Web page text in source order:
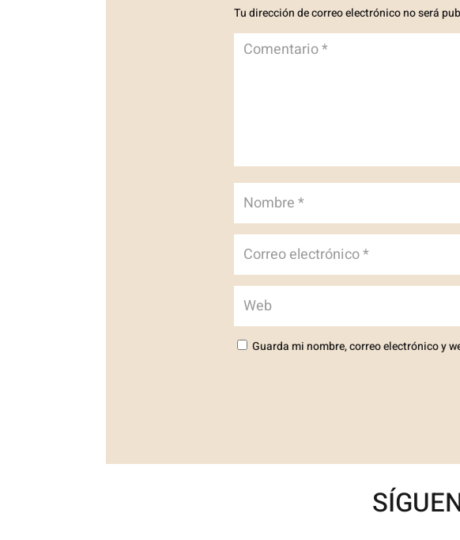
Tu dirección de correo electrónico no será
Guarda mi nombre, correo electrónico y